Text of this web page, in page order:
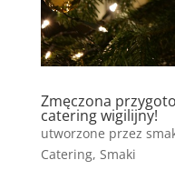
Zmęczona
catering wigilijny!
utworzone przez
Catering, Smaki